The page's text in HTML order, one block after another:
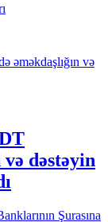
və dəstəyin